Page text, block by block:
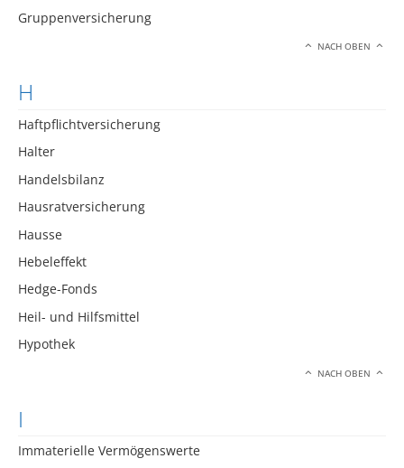
Gruppenversicherung
NACH OBEN
H
Haftpflichtversicherung
Halter
Handelsbilanz
Hausratversicherung
Hausse
Hebeleffekt
Hedge-Fonds
Heil- und Hilfsmittel
Hypothek
NACH OBEN
I
Immaterielle Vermögenswerte